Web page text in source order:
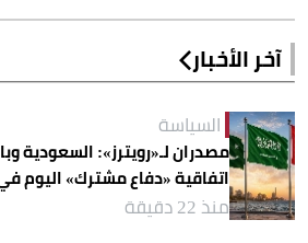
آخر الأخبار
السياسة
مصدران لـ«رويترز»: السعودية
اتفاقية «دفاع مشترك» اليوم
منذ 22 دقيقة